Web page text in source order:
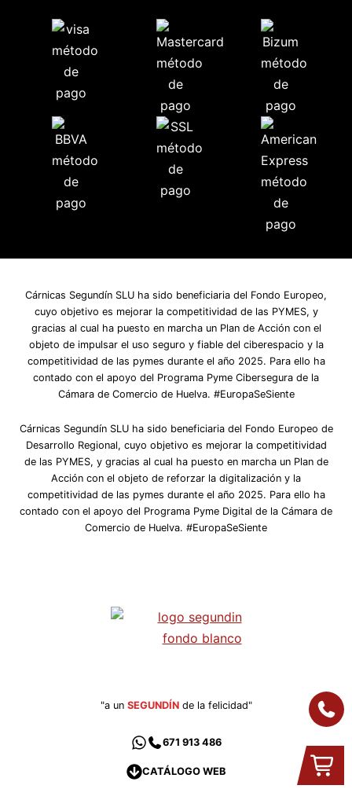
Cárnicas Segundín SLU ha sido beneficiaria del Fondo Europeo,
cuyo objetivo es mejorar la competitividad de las PYMES, y
gracias al cual ha puesto en marcha un Plan de Acción con el
objeto de impulsar el uso seguro y fiable del ciberespacio y la
competitividad de las pymes durante el año 2025. Para ello ha
contado con el apoyo del Programa Pyme Cibersegura de la
Cámara de Comercio de Huelva. #EuropaSeSiente
Cárnicas Segundín SLU ha sido beneficiaria del Fondo Europeo de
Desarrollo Regional, cuyo objetivo es mejorar la competitividad
de las PYMES, y gracias al cual ha puesto en marcha un Plan de
Acción con el objeto de reforzar la digitalización y la
competitividad de las pymes durante el año 2025. Para ello ha
contado con el apoyo del Programa Pyme Digital de la Cámara de
Comercio de Huelva. #EuropaSeSiente
"a un SEGUNDÍNde la felicidad"
671 913 486
CATÁLOGO WEB